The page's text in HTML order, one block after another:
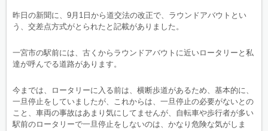
昨日の新聞に、9月1日から道交法の改正で、ラウンドアバウトとい
う、交差点方式がとられたと記載がありました。
一宮市の駅前には、古くからラウンドアバウトに近いロータリーと私
達が呼んでる道路があります。
今までは、ロータリーに入る前は、横断歩道があるため、基本的に、
一旦停止をしていましたが、これからは、一旦停止の必要がないとの
こと、車両の事故はあまり気にしてませんが、自転車や歩行者が多い
駅前のロータリーで一旦停止をしないのは、かなり危険な気がしま